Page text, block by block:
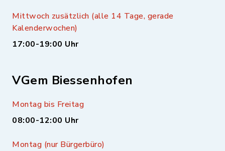
Mittwoch zusätzlich (alle 14 Tage, gerade
Kalenderwochen)
17:00-19:00 Uhr
VGem Biessenhofen
Montag bis Freitag
08:00-12:00 Uhr
Montag (nur Bürgerbüro)